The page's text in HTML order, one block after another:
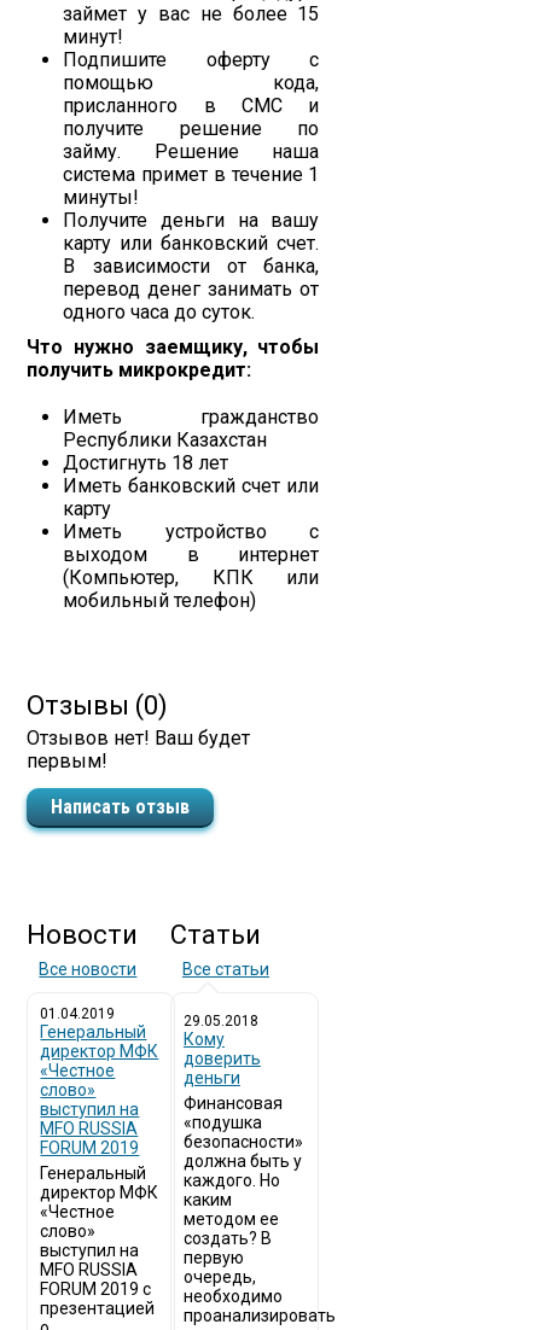
займет у вас не более 15
минут!
Подпишите оферту с
помощью кода,
присланного в СМС и
получите решение по
займу. Решение наша
система примет в течение 1
минуты!
Получите деньги на вашу
карту или банковский счет.
В зависимости от банка,
перевод денег занимать от
одного часа до суток.
Что нужно заемщику, чтобы
получить микрокредит:
Иметь гражданство
Республики Казахстан
Достигнуть 18 лет
Иметь банковский счет или
карту
Иметь устройство с
выходом в интернет
(Компьютер, КПК или
мобильный телефон)
Отзывы (0)
Отзывов нет! Ваш будет
первым!
Написать отзыв
Новости
Все новости
01.04.2019
Генеральный
директор МФК
«Честное
слово»
выступил на
MFO RUSSIA
FORUM 2019
Генеральный
директор МФК
«Честное
слово»
выступил на
MFO RUSSIA
FORUM 2019 с
презентацией
Статьи
Все статьи
29.05.2018
Кому
доверить
деньги
Финансовая
«подушка
безопасности»
должна быть у
каждого. Но
каким
методом ее
создать? В
первую
очередь,
необходимо
проанализировать